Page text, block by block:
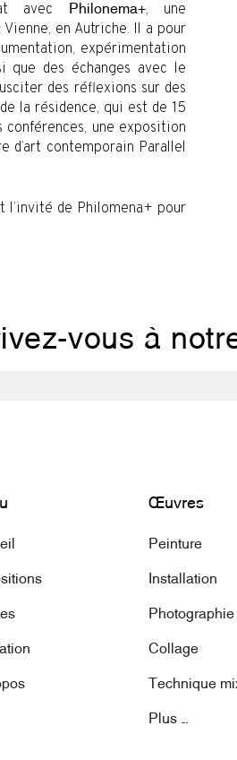
avec
Philonema+ , une
en Autriche. Il a pour
expérimentation
que des échanges avec le
des réflexions sur des
la résidence, qui est de 15
conférences, une exposition
d’art contemporain Parallel
l’invité de Philomena+ pour
vous à
Œuvres
Peinture
Installation
Photographie
Collage
Technique
Plus ...